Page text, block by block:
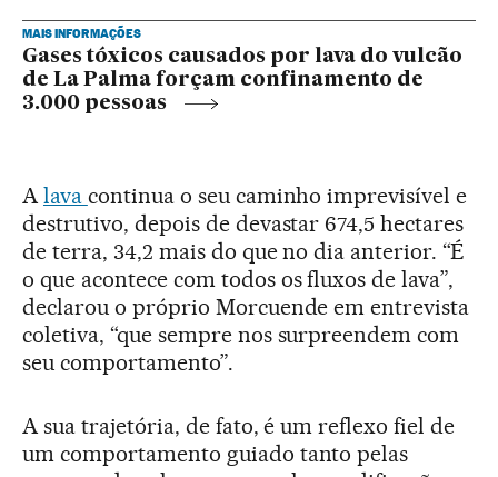
MAIS INFORMAÇÕES
Gases tóxicos causados por lava do vulcão
de La Palma forçam confinamento de
3.000 pessoas
Alava continua o seu caminho imprevisível e
destrutivo, depois de devastar 674,5 hectares
de terra, 34,2 mais do que no dia anterior. “É
o que acontece com todos os fluxos de lava”,
declarou o próprio Morcuende em entrevista
coletiva, “que sempre nos surpreendem com
seu comportamento”.
A sua trajetória, de fato, é um reflexo fiel de
um comportamento guiado tanto pelas